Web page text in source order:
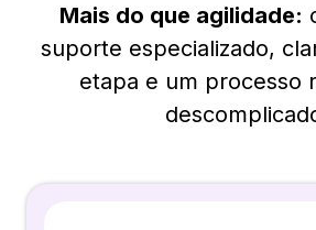
Mais do que agilidade:
suporte especializado,
etapa e um processo